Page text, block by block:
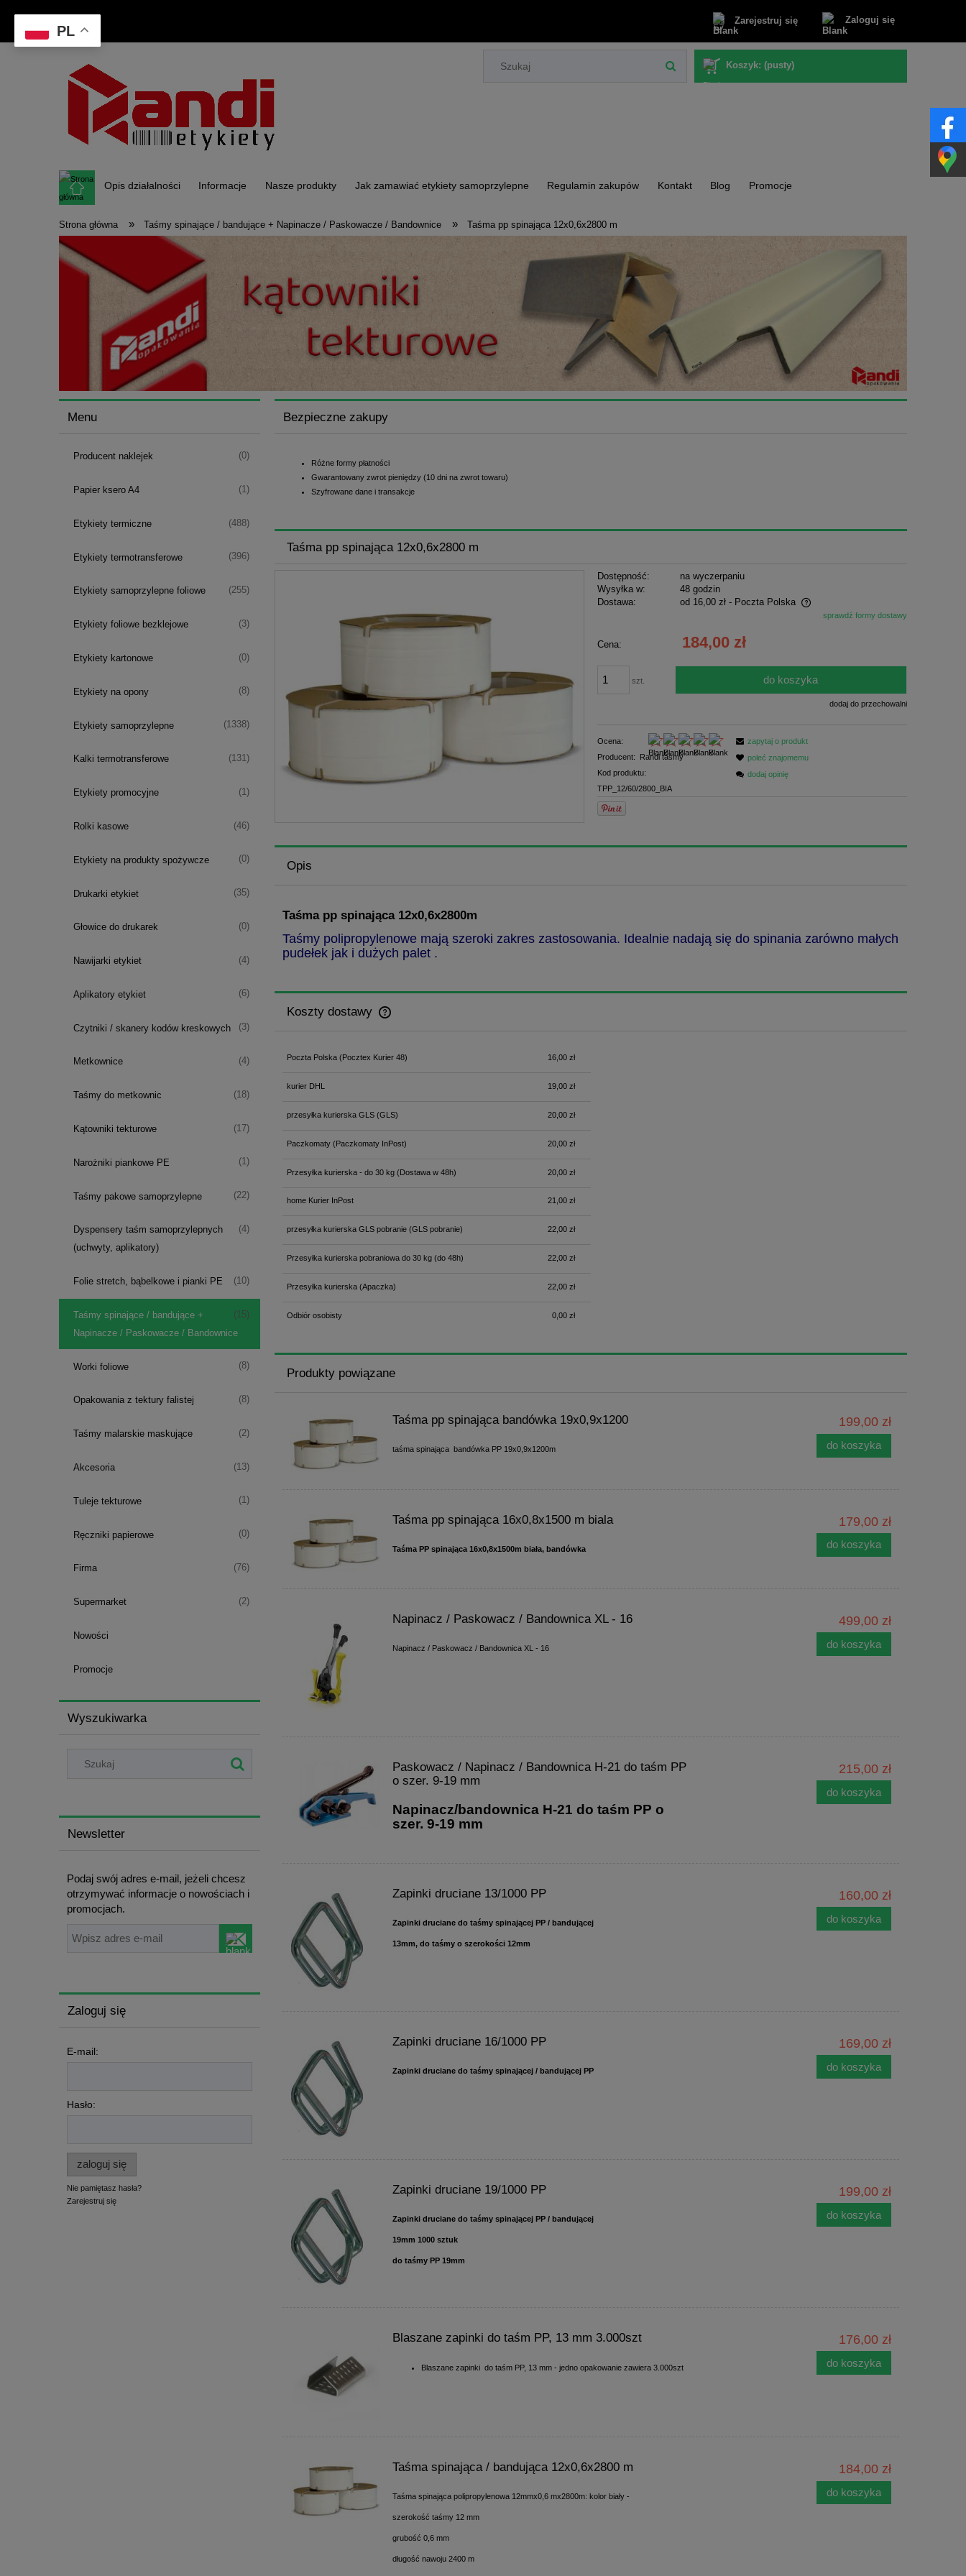
Zarejestruj się Zaloguj się
Koszyk: (pusty)
Opis działalności Informacje Nasze produkty Jak zamawiać etykiety samoprzylepne Regulamin zakupów Kontakt Blog Promocje
Strona główna » Taśmy spinające / bandujące + Napinacze / Paskowacze / Bandownice » Taśma pp spinająca 12x0,6x2800 m
Menu
Producent naklejek (0)
Papier ksero A4 (1)
Etykiety termiczne (488)
Etykiety termotransferowe (396)
Etykiety samoprzylepne foliowe (255)
Etykiety foliowe bezklejowe (3)
Etykiety kartonowe (0)
Etykiety na opony (8)
Etykiety samoprzylepne (1338)
Kalki termotransferowe (131)
Etykiety promocyjne (1)
Rolki kasowe (46)
Etykiety na produkty spożywcze (0)
Drukarki etykiet (35)
Głowice do drukarek (0)
Nawijarki etykiet (4)
Aplikatory etykiet (6)
Czytniki / skanery kodów kreskowych (3)
Metkownice (4)
Taśmy do metkownic (18)
Kątowniki tekturowe (17)
Narożniki piankowe PE (1)
Taśmy pakowe samoprzylepne (22)
Dyspensery taśm samoprzylepnych
(uchwyty, aplikatory)
(4)
Folie stretch, bąbelkowe i pianki PE (10)
Taśmy spinające / bandujące +
Napinacze / Paskowacze / Bandownice
(15)
Worki foliowe (8)
Opakowania z tektury falistej (8)
Taśmy malarskie maskujące (2)
Akcesoria (13)
Tuleje tekturowe (1)
Ręczniki papierowe (0)
Firma (76)
Supermarket (2)
Nowości
Promocje
Wyszukiwarka
Newsletter
Podaj swój adres e-mail, jeżeli chcesz
otrzymywać informacje o nowościach i
promocjach.
Zaloguj się
E-mail:
Hasło:
zaloguj się
Nie pamiętasz hasła?
Zarejestruj się
Bezpieczne zakupy
Różne formy płatności
Gwarantowany zwrot pieniędzy (10 dni na zwrot towaru)
Szyfrowane dane i transakcje
Taśma pp spinająca 12x0,6x2800 m
Dostępność:
na wyczerpaniu
Wysyłka w:
48 godzin
Dostawa:
od 16,00 zł - Poczta Polska
Cena nie zawiera ewentualnych kosztów
płatności
sprawdź formy dostawy
Cena: 184,00 zł
szt. do koszyka
dodaj do przechowalni
Ocena:
Producent:
Randi taśmy
Kod produktu:
TPP_12/60/2800_BIA
zapytaj o produkt
poleć znajomemu
dodaj opinię
Opis
Taśma pp spinająca 12x0,6x2800m
Taśmy polipropylenowe mają szeroki zakres zastosowania. Idealnie nadają się do spinania zarówno małych
pudełek jak i dużych palet .
Koszty dostawy
płatności
Poczta Polska(Pocztex Kurier 48) 16,00 zł
kurier DHL 19,00 zł
przesyłka kurierska GLS(GLS) 20,00 zł
Paczkomaty(Paczkomaty InPost) 20,00 zł
Przesyłka kurierska - do 30 kg(Dostawa w 48h) 20,00 zł
home Kurier InPost 21,00 zł
przesyłka kurierska GLS pobranie(GLS pobranie) 22,00 zł
Przesyłka kurierska pobraniowa do 30 kg(do 48h) 22,00 zł
Przesyłka kurierska (Apaczka) 22,00 zł
Odbiór osobisty 0,00 zł
Produkty powiązane
Taśma pp spinająca bandówka 19x0,9x1200
taśma spinająca bandówka PP 19x0,9x1200m
199,00 zł
do koszyka
Taśma pp spinająca 16x0,8x1500 m biala
Taśma PP spinająca 16x0,8x1500m biała, bandówka
179,00 zł
do koszyka
Napinacz / Paskowacz / Bandownica XL - 16
Napinacz / Paskowacz / Bandownica XL - 16
499,00 zł
do koszyka
Paskowacz / Napinacz / Bandownica H-21 do taśm PP
o szer. 9-19 mm
Napinacz/bandownica H-21 do taśm PP o
szer. 9-19 mm
215,00 zł
do koszyka
Zapinki druciane 13/1000 PP
Zapinki druciane do taśmy spinającej PP / bandującej
13mm, do taśmy o szerokości 12mm
160,00 zł
do koszyka
Zapinki druciane 16/1000 PP
Zapinki druciane do taśmy spinającej / bandującej PP
169,00 zł
do koszyka
Zapinki druciane 19/1000 PP
Zapinki druciane do taśmy spinającej PP / bandującej
19mm 1000 sztuk
do taśmy PP 19mm
199,00 zł
do koszyka
Blaszane zapinki do taśm PP, 13 mm 3.000szt
Blaszane zapinki do taśm PP, 13 mm - jedno opakowanie zawiera 3.000szt
176,00 zł
do koszyka
Taśma spinająca / bandująca 12x0,6x2800 m
Taśma spinająca polipropylenowa 12mmx0,6 mx2800m: kolor biały -
szerokość taśmy 12 mm
grubość 0,6 mm
długość nawoju 2400 m
184,00 zł
do koszyka
PL